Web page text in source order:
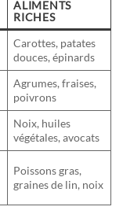
ALIMENTS
RICHES
Carottes, patates
douces, épinards
Agrumes, fraises,
poivrons
Noix, huiles
végétales, avocats
Poissons gras,
graines de lin, noix